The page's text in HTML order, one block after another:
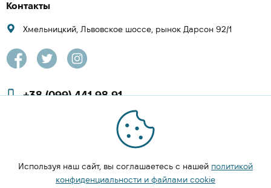
Контакты
Хмельницкий, Львовское шоссе, рынок Дарсон 92/1
+38 (099) 441 98 91
+38 (097) 423 08 00
zachesa86@gmail.com
ЗАКАЗАТЬ ЗВОНОК
Используя наш сайт, вы соглашаетесь с нашей политикой
конфиденциальности и файлами cookie